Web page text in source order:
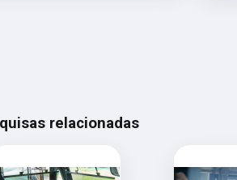
relacionadas